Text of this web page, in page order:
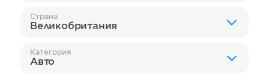
Страна
Великобритания
Категория
Авто